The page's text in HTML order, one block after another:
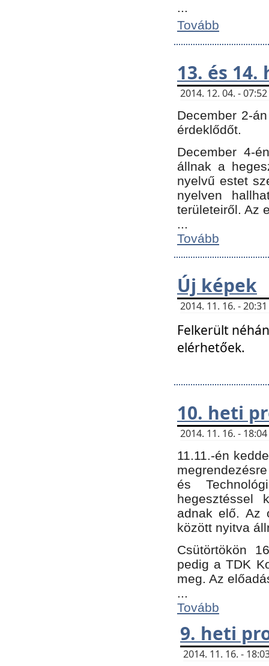
...
Tovább
13. és
2014. 12. 04. -
December 2-
érdeklődőt.
December 4-
állnak a
nyelvű estet
nyelven
területeiről. Az
...
Tovább
Új képek
2014. 11. 16. -
Felkerült
elérhetőek.
10. heti
2014. 11. 16. -
11.11.-én
és
hegesztéssel
adnak elő. Az
között nyitva
Csütörtökön
pedig a TDK
meg. Az
...
Tovább
9. heti
2014. 11. 16. -